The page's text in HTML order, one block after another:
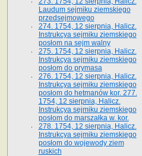
Laudum sejmiku ziemskiego
przedsejmowego
274. 1754, 12 sierpnia, Halicz.
Instrukcya sejmiku ziemskiego
posłom na sejm walny
275. 1754, 12 sierpnia, Halicz.
Instrukcya sejmiku ziemskiego
posłom do prymasa
276. 1754, 12 sierpnia, Halicz.
Instrukcya sejmiku ziemskiego
posłom do hetmanów kor. 277.
1754, 12 sierpnia, Halicz.
Instrukcya sejmiku ziemskiego
posłom do marszałka w. kor.
278. 1754, 12 sierpnia, Halicz.
Instrukcya sejmiku ziemskiego
posłom do wojewody ziem
ruskich